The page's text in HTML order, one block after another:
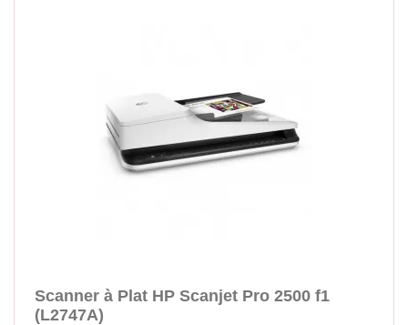
Scanner à Plat HP Scanjet Pro 2500 f1
(L2747A)